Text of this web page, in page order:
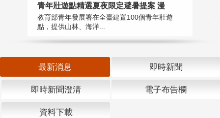
青年壯遊點精選夏夜限定避暑提案 漫
教育部青年發展署在全臺建置100個青年壯遊
點，提供山林、海洋...
最新消息 即時新聞
即時新聞澄清 電子布告欄
資料下載